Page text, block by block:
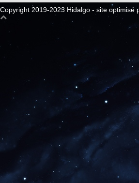
Copyright 2019-2023 Hidalgo - site optimisé